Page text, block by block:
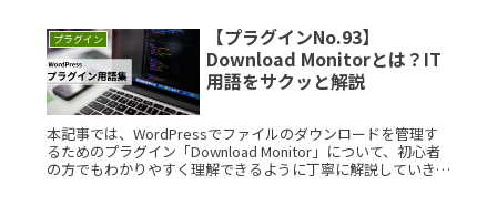
プラグイン
【プラグインNo.93】
Download Monitorとは？IT
用語をサクッと解説
本記事では、WordPressでファイルのダウンロードを管理す
るためのプラグイン「Download Monitor」について、初心者
の方でもわかりやすく理解できるように丁寧に解説していきま